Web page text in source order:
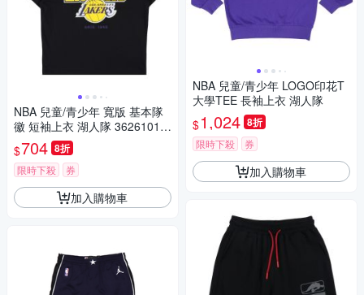
NBA 兒童/青少年 寬版 基本隊
徽 短袖上衣 湖人隊 36261017
20
$704 8折
限時下殺 券
加入購物車
NBA 兒童/青少年 LOGO印花T
大學TEE 長袖上衣 湖人隊
$1,024 8折
限時下殺 券
加入購物車